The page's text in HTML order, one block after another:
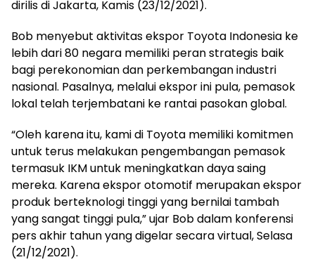
dirilis di Jakarta, Kamis (23/12/2021).
Bob menyebut aktivitas ekspor Toyota Indonesia ke
lebih dari 80 negara memiliki peran strategis baik
bagi perekonomian dan perkembangan industri
nasional. Pasalnya, melalui ekspor ini pula, pemasok
lokal telah terjembatani ke rantai pasokan global.
“Oleh karena itu, kami di Toyota memiliki komitmen
untuk terus melakukan pengembangan pemasok
termasuk IKM untuk meningkatkan daya saing
mereka. Karena ekspor otomotif merupakan ekspor
produk berteknologi tinggi yang bernilai tambah
yang sangat tinggi pula,” ujar Bob dalam konferensi
pers akhir tahun yang digelar secara virtual, Selasa
(21/12/2021).